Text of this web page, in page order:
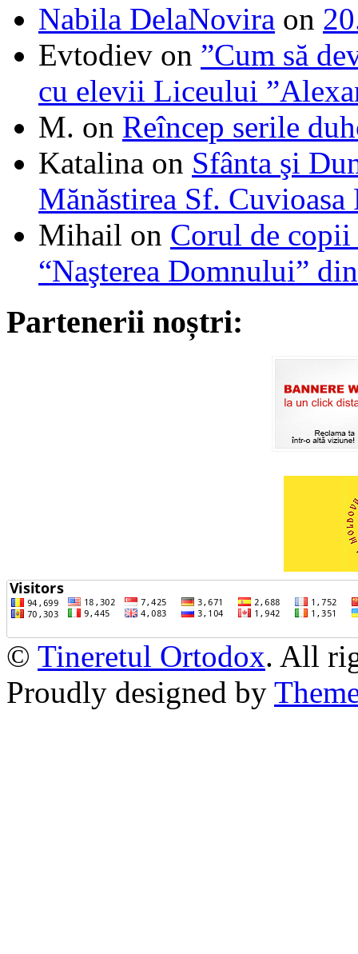
Nabila DelaNovira on
Evtodiev on ”Cum să
cu elevii Liceului
M. on Reîncep serile
Katalina on Sfânta şi
Mănăstirea Sf. Cuvioasa
Mihail on Corul de
“Naşterea Domnului”
Partenerii noștri:
© Tineretul Ortodox. All
Proudly designed by